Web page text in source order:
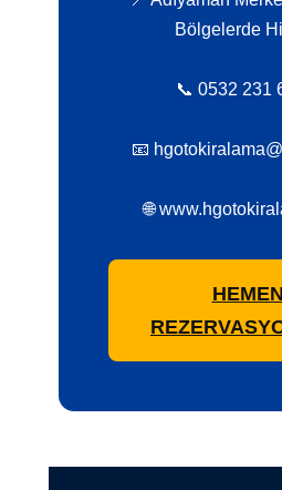
Bölgelerde
📞 0532 231
📧
🌐
HEMEN